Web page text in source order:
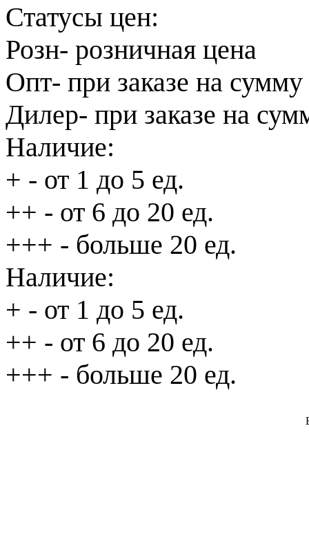
Статусы цен:
Розн- розничная цена
Опт- при заказе на
Дилер- при заказе на
Наличие:
+ - от 1 до 5 ед.
++ - от 6 до 20 ед.
+++ - больше 20 ед.
Наличие:
+ - от 1 до 5 ед.
++ - от 6 до 20 ед.
+++ - больше 20 ед.